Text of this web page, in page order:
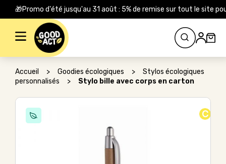
🎁Promo d'été jusqu'au 31 août : 5% de remise sur tout le site
Rechercher :
Accueil > Goodies écologiques >
Stylos écologiques
personnalisés
> Stylo bille avec corps en carton
C